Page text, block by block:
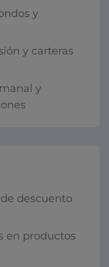
y
y carteras
y
de descuento
en productos